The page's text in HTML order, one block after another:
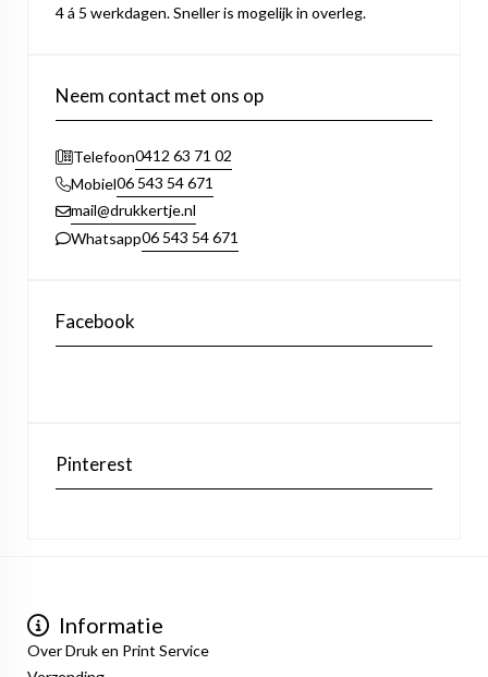
4 á 5 werkdagen. Sneller is mogelijk in overleg.
Neem contact met ons op
Telefoon0412 63 71 02
Mobiel06 543 54 671
mail@drukkertje.nl
Whatsapp06 543 54 671
Facebook
Pinterest
Informatie
Over Druk en Print Service